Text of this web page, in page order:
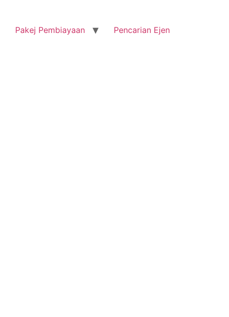
Pakej Pembiayaan Pencarian Ejen